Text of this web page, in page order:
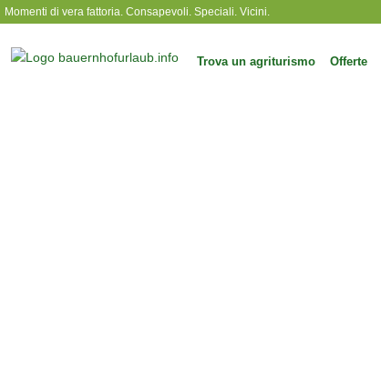
Momenti di vera fattoria. Consapevoli. Speciali. Vicini.
Trova un agriturismo Offerte